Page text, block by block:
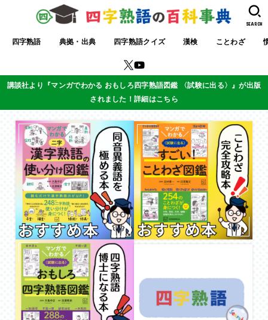
四字熟語 典拠・出典 四字熟語クイズ 漢検 ことわざ
SEARCH
講談社より『マンガでわかる おもしろ四字熟語図鑑 〈試験に出る〉』が出版
されました！詳細はこちら